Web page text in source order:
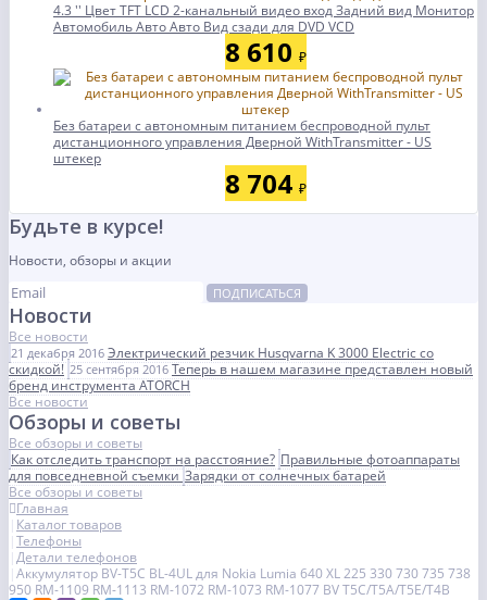
4.3 '' Цвет TFT LCD 2-канальный видео вход Задний вид Монитор
Автомобиль Авто Авто Вид сзади для DVD VCD
8 610 ₽
Без батареи с автономным питанием беспроводной пульт
дистанционного управления Дверной WithTransmitter - US
штекер
8 704 ₽
Будьте в курсе!
Новости, обзоры и акции
ПОДПИСАТЬСЯ
Новости
Все новости
21 декабря 2016 Электрический резчик Husqvarna K 3000 Electric со
скидкой! 25 сентября 2016 Теперь в нашем магазине представлен новый
бренд инструмента ATORCH
Все новости
Обзоры и советы
Все обзоры и советы
Как отследить транспорт на расстояние? Правильные фотоаппараты
для повседневной съемкиЗарядки от солнечных батарей
Все обзоры и советы
Главная
Каталог товаров
Телефоны
Детали телефонов
Аккумулятор BV-T5C BL-4UL для Nokia Lumia 640 XL 225 330 730 735 738
950 RM-1109 RM-1113 RM-1072 RM-1073 RM-1077 BV T5C/T5A/T5E/T4B